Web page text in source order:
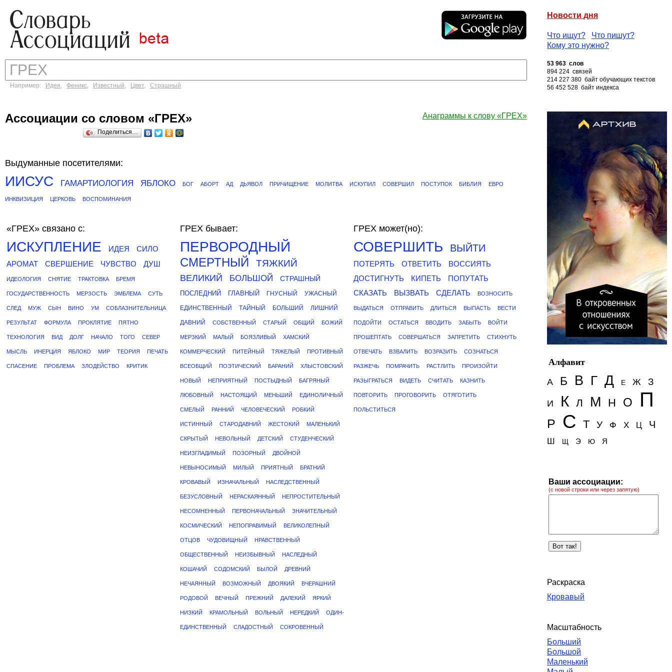
Новости дня
Что ищут?
Что пишут?
Кому это нужно?
Например: Идея, Феникс, Известный, Цвет, Страшный
53 963 слов
894 224 связей
214 227 380 байт обучающих текстов
56 452 528 байт индекса
Анаграммы к слову «ГРЕХ»
Ассоциации со словом «ГРЕХ»
Поделиться…
Выдуманные посетителями:
ИИСУС ГАМАРТИОЛОГИЯ ЯБЛОКО БОГ АБОРТ АД ДЬЯВОЛ ПРИЧИЩЕНИЕ МОЛИТВА ИСКУПИЛ СОВЕРШИЛ ПОСТУПОК БИБЛИЯ ЕВРО
ИНКВИЗИЦИЯ ЦЕРКОВЬ ВОСПОМИНАНИЯ
«ГРЕХ» связано с:
ИСКУПЛЕНИЕ ИДЕЯ
СИЛО
АРОМАТ
СВЕРШЕНИЕ ЧУВСТВО ДУШ
ИДЕОЛОГИЯ СНЯТИЕ ТРАКТОВКА БРЕМЯ
ГОСУДАРСТВЕННОСТЬ МЕРЗОСТЬ ЭМБЛЕМА СУТЬ
СЛЕД МУЖ СЫН ВИНО УМ СОБЛАЗНИТЕЛЬНИЦА
РЕЗУЛЬТАТ ФОРМУЛА ПРОКЛЯТИЕ ПЯТНО
ТЕХНОЛОГИЯ ВИД ДОЛГ НАЧАЛО ТОГО СЕВЕР
МЫСЛЬ ИНЕРЦИЯ ЯБЛОКО МИР ТЕОРИЯ ПЕЧАТЬ
СПАСЕНИЕ ПРОБЛЕМА ЗЛОДЕЙСТВО КРИТИК
ГРЕХ бывает:
ПЕРВОРОДНЫЙ
СМЕРТНЫЙ ТЯЖКИЙ
ВЕЛИКИЙ БОЛЬШОЙ СТРАШНЫЙ
ПОСЛЕДНИЙ ГЛАВНЫЙ ГНУСНЫЙ УЖАСНЫЙ
ЕДИНСТВЕННЫЙ ТАЙНЫЙ БОЛЬШИЙ ЛИШНИЙ
ДАВНИЙ СОБСТВЕННЫЙ СТАРЫЙ ОБЩИЙ БОЖИЙ
МЕРЗКИЙ МАЛЫЙ БОЯЗЛИВЫЙ ХАМСКИЙ
КОММЕРЧЕСКИЙ ПИТЕЙНЫЙ ТЯЖЕЛЫЙ ПРОТИВНЫЙ
ВСЕОБЩИЙ ПОЭТИЧЕСКИЙ БАРАНИЙ ХЛЫСТОВСКИЙ
НОВЫЙ НЕПРИЯТНЫЙ ПОСТЫДНЫЙ БАГРЯНЫЙ
ЛЮБОВНЫЙ НАСТОЯЩИЙ МЕНЬШИЙ ЕДИНОЛИЧНЫЙ
СМЕЛЫЙ РАННИЙ ЧЕЛОВЕЧЕСКИЙ РОБКИЙ
ИСТИННЫЙ СТАРОДАВНИЙ ЖЕСТОКИЙ МАЛЕНЬКИЙ
СКРЫТЫЙ НЕВОЛЬНЫЙ ДЕТСКИЙ СТУДЕНЧЕСКИЙ
НЕИЗГЛАДИМЫЙ ПОЗОРНЫЙ ДВОЙНОЙ
НЕВЫНОСИМЫЙ МИЛЫЙ ПРИЯТНЫЙ БРАТНИЙ
КРОВАВЫЙ ИЗНАЧАЛЬНЫЙ НАСЛЕДСТВЕННЫЙ
БЕЗУСЛОВНЫЙ НЕРАСКАЯННЫЙ НЕПРОСТИТЕЛЬНЫЙ
НЕСОМНЕННЫЙ ПЕРВОНАЧАЛЬНЫЙ ЗНАЧИТЕЛЬНЫЙ
КОСМИЧЕСКИЙ НЕПОПРАВИМЫЙ ВЕЛИКОЛЕПНЫЙ
ОТЦОВ ЧУДОВИЩНЫЙ НРАВСТВЕННЫЙ
ОБЩЕСТВЕННЫЙ НЕИЗБЫВНЫЙ НАСЛЕДНЫЙ
КОШАЧИЙ СОДОМСКИЙ БЫЛОЙ ДРЕВНИЙ
НЕЧАЯННЫЙ ВОЗМОЖНЫЙ ДВОЯКИЙ ВЧЕРАШНИЙ
РОДОВОЙ ВЕЧНЫЙ ПРЕЖНИЙ ДАЛЕКИЙ ЯРКИЙ
НИЗКИЙ КРАМОЛЬНЫЙ ВОЛЬНЫЙ НЕРЕДКИЙ ОДИН-
ЕДИНСТВЕННЫЙ СЛАДОСТНЫЙ СОКРОВЕННЫЙ
ГРЕХ может(но):
СОВЕРШИТЬ ВЫЙТИ
ПОТЕРЯТЬ ОТВЕТИТЬ
ВОССИЯТЬ
ДОСТИГНУТЬ
КИПЕТЬ
ПОПУТАТЬ
СКАЗАТЬ
ВЫЗВАТЬ СДЕЛАТЬ ВОЗНОСИТЬ
ВЫДАТЬСЯ ОТПРАВИТЬ ДЛИТЬСЯ ВЫПАСТЬ ВЕСТИ
ПОДОЙТИ ОСТАТЬСЯ ВВОДИТЬ ЗАБЫТЬ ВОЙТИ
ПРОШЕПТАТЬ СОВЕРШАТЬСЯ ЗАПРЕТИТЬ СТИХНУТЬ
ОТВЕЧАТЬ ВЗВАЛИТЬ ВОЗРАЗИТЬ СОЗНАТЬСЯ
РАЗЖЕЧЬ ПОМРАЧИТЬ РАСТЛИТЬ ПРОИЗОЙТИ
РАЗЫГРАТЬСЯ ВИДЕТЬ СЧИТАТЬ КАЗНИТЬ
ПОВТОРИТЬ ПРОГОВОРИТЬ ОТЯГОТИТЬ
ПОЛЬСТИТЬСЯ
Алфавит
А
Б В Г Д Е Ж З
И К Л М Н О П
Р С Т У Ф Х Ц Ч
Ш Щ Э Ю Я
Ваши ассоциации:
(с новой строки или через запятую)
Раскраска
Кровавый
Масштабность
Больший
Большой
Маленький